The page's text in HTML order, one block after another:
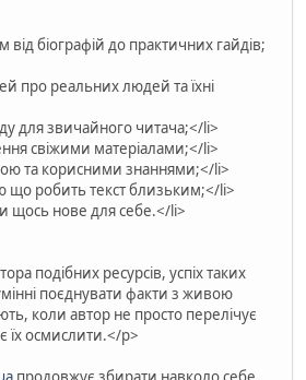
від біографій до практичних гайдів;
про реальних людей та їхні
для звичайного читача;</li>
свіжими матеріалами;</li>
та корисними знаннями;</li>
що робить текст близьким;</li>
щось нове для себе.</li>
подібних ресурсів, успіх таких
поєднувати факти з живою
коли автор не просто перелічує
їх осмислити.</p>